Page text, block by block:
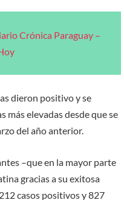
Crónica Paraguay –
dieron positivo y se
más elevadas desde que se
del año anterior.
–que en la mayor parte
gracias a su exitosa
casos positivos y 827